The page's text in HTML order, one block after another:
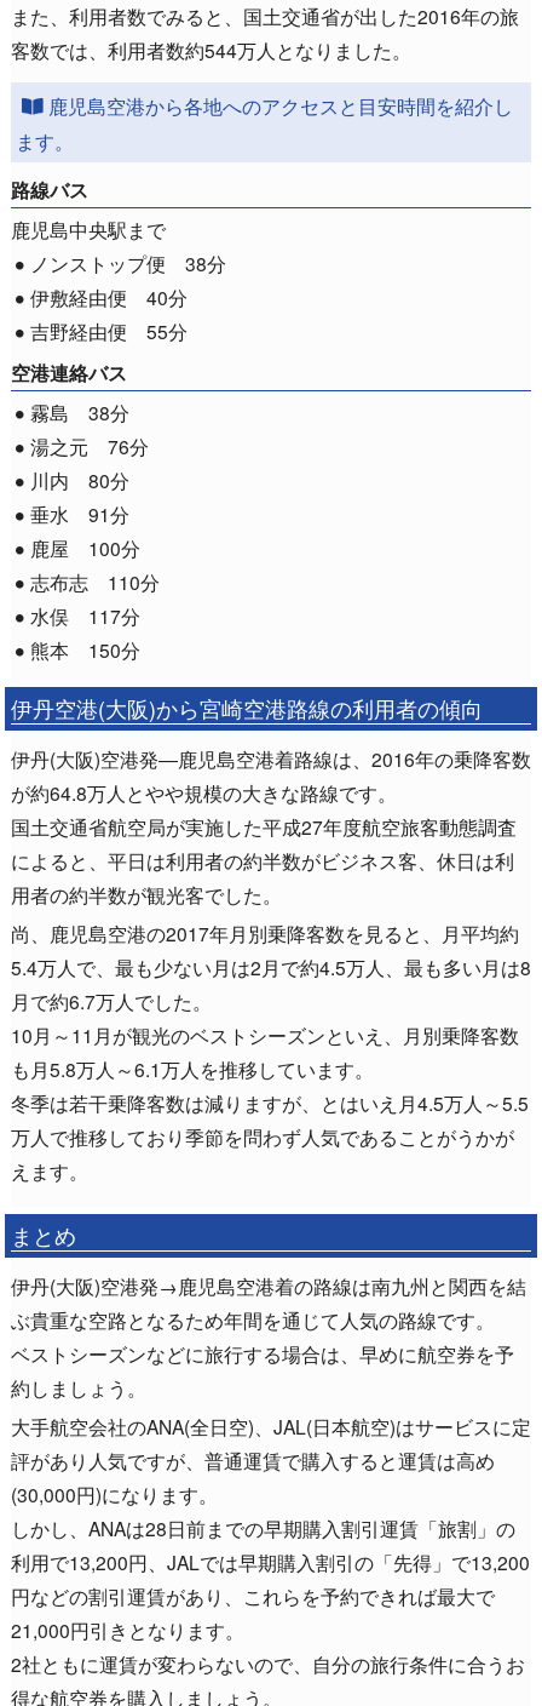
また、利用者数でみると、国土交通省が出した2016年の旅
客数では、利用者数約544万人となりました。
鹿児島空港から各地へのアクセスと目安時間を紹介し
ます。
路線バス
鹿児島中央駅まで
ノンストップ便 38分
伊敷経由便 40分
吉野経由便 55分
空港連絡バス
霧島 38分
湯之元 76分
川内 80分
垂水 91分
鹿屋 100分
志布志 110分
水俣 117分
熊本 150分
伊丹空港(大阪)から宮崎空港路線の利用者の傾向
伊丹(大阪)空港発―鹿児島空港着路線は、2016年の乗降客数
が約64.8万人とやや規模の大きな路線です。
国土交通省航空局が実施した平成27年度航空旅客動態調査
によると、平日は利用者の約半数がビジネス客、休日は利
用者の約半数が観光客でした。
尚、鹿児島空港の2017年月別乗降客数を見ると、月平均約
5.4万人で、最も少ない月は2月で約4.5万人、最も多い月は8
月で約6.7万人でした。
10月～11月が観光のベストシーズンといえ、月別乗降客数
も月5.8万人～6.1万人を推移しています。
冬季は若干乗降客数は減りますが、とはいえ月4.5万人～5.5
万人で推移しており季節を問わず人気であることがうかが
えます。
まとめ
伊丹(大阪)空港発→鹿児島空港着の路線は南九州と関西を結
ぶ貴重な空路となるため年間を通じて人気の路線です。
ベストシーズンなどに旅行する場合は、早めに航空券を予
約しましょう。
大手航空会社のANA(全日空)、JAL(日本航空)はサービスに定
評があり人気ですが、普通運賃で購入すると運賃は高め
(30,000円)になります。
しかし、ANAは28日前までの早期購入割引運賃「旅割」の
利用で13,200円、JALでは早期購入割引の「先得」で13,200
円などの割引運賃があり、これらを予約できれば最大で
21,000円引きとなります。
2社ともに運賃が変わらないので、自分の旅行条件に合うお
得な航空券を購入しましょう。